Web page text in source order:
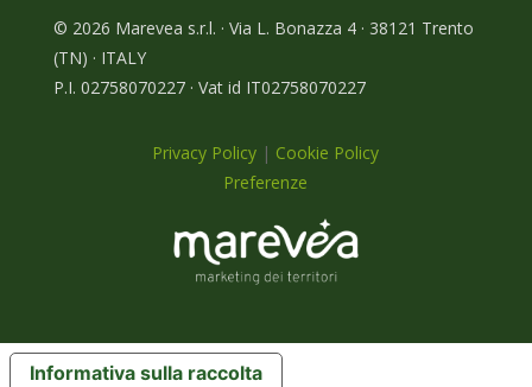
© 2026 Marevea s.r.l. · Via L. Bonazza 4 · 38121 Trento
(TN) · ITALY
P.I. 02758070227 · Vat id IT02758070227
Privacy Policy | Cookie Policy
Preferenze
Informativa sulla raccolta